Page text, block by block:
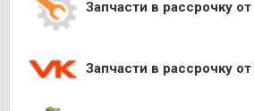
Запчасти в рассрочку
Запчасти в рассрочку